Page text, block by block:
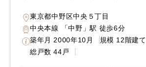
東京都中野区中央５丁目
中央本線 「中野」駅 徒歩6分
築年月 2000年10月 規模 12階建て
総戸数 44戸